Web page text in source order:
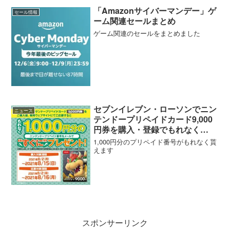
セール情報
「Amazonサイバーマンデー」ゲ
ーム関連セールまとめ
ゲーム関連のセールをまとめました
ニュース
セブンイレブン・ローソンでニン
テンドープリペイドカード9,000
円券を購入・登録でもれなく
1,000円分のコードが貰えるキャ
ンペーンがスタート【8/15まで】
1,000円分のプリペイド番号がもれなく貰
えます
スポンサーリンク